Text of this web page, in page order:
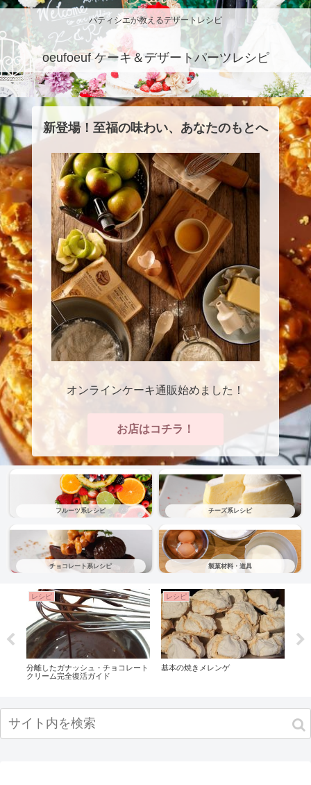
パティシエが教えるデザートレシピ
oeufoeuf ケーキ＆デザートパーツレシピ
新登場！至福の味わい、あなたのもとへ
オンラインケーキ通販始めました！
お店はコチラ！
フルーツ系レシピ チーズ系レシピ
チョコレート系レシピ 製菓材料・道具
レシピ
分離したガナッシュ・チョコレート
クリーム完全復活ガイド
レシピ
基本の焼きメレンゲ